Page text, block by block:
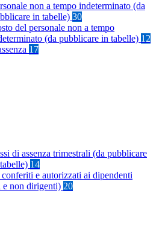
non a tempo indeterminato (da
in tabelle) 30
del personale non a tempo
(da pubblicare in tabelle) 12
17
di assenza trimestrali (da pubblicare
14
e autorizzati ai dipendenti
e non dirigenti) 20